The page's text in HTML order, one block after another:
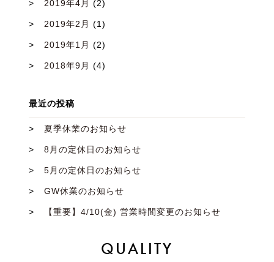
2019年4月 (2)
2019年2月 (1)
2019年1月 (2)
2018年9月 (4)
最近の投稿
夏季休業のお知らせ
8月の定休日のお知らせ
5月の定休日のお知らせ
GW休業のお知らせ
【重要】4/10(金) 営業時間変更のお知らせ
QUALITY